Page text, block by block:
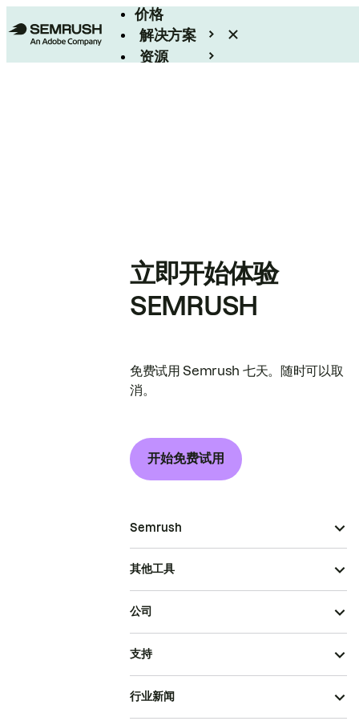
价格
解决方案
资源
立即开始体验
SEMRUSH
免费试用 Semrush 七天。随时可以取
消。
开始免费试用
Semrush
其他工具
公司
支持
行业新闻